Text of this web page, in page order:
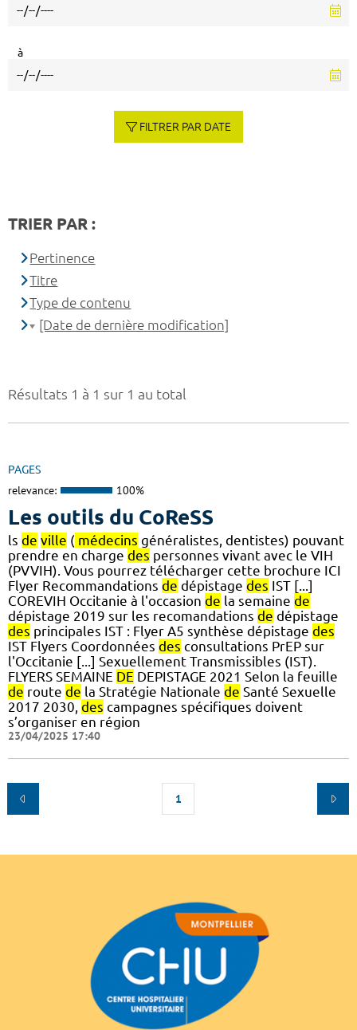
Résultats 1 à 1 sur 1 au total
PAGES
relevance: 100%
Les outils du CoReSS
ls de ville ( médecins généralistes, dentistes) pouvant
prendre en charge des personnes vivant avec le VIH
(PVVIH). Vous pourrez télécharger cette brochure ICI
Flyer Recommandations de dépistage des IST [...]
COREVIH Occitanie à l'occasion de la semaine de
dépistage 2019 sur les recomandations de dépistage
des principales IST : Flyer A5 synthèse dépistage des
IST Flyers Coordonnées des consultations PrEP sur
l'Occitanie [...] Sexuellement Transmissibles (IST).
FLYERS SEMAINE DE DEPISTAGE 2021 Selon la feuille
de route de la Stratégie Nationale de Santé Sexuelle
2017 2030, des campagnes spécifiques doivent
s’organiser en région
23/04/2025 17:40
1
à
FILTRER PAR DATE
TRIER PAR :
Pertinence
Titre
Type de contenu
[Date de dernière modification]